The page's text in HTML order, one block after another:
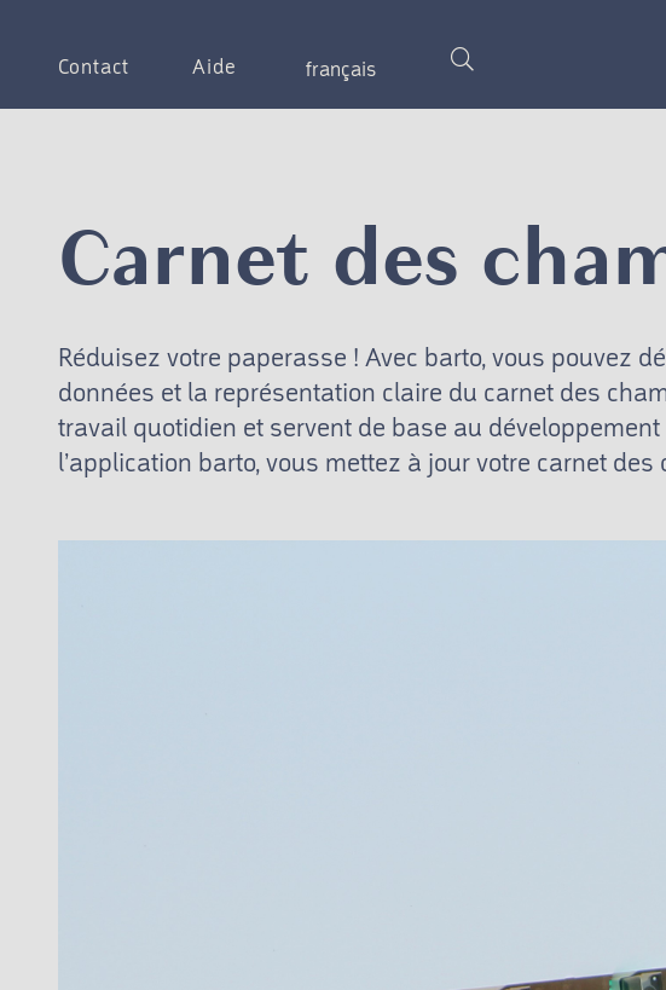
Contact Aide français
Carnet des
Réduisez votre paperasse ! Avec barto, vous pouvez
données et la représentation claire du carnet des
travail quotidien et servent de base au
l’application barto, vous mettez à jour votre carnet